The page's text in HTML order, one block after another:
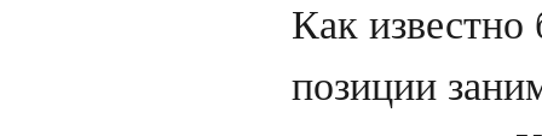
Как известно
позиции